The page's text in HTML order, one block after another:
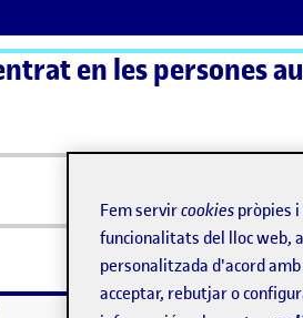
en les persones
Fem servircookies pròpies
funcionalitats del lloc
personalitzada d'acord
acceptar, rebutjar o